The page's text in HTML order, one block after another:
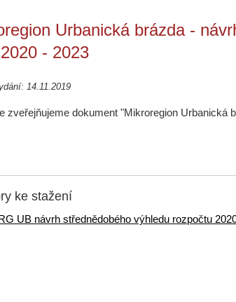
Urbanická brázda -
- 2023
14.11.2019
zveřejňujeme dokument "Mikroregion Urbanická
ke stažení
UB návrh střednědobého výhledu rozpočtu